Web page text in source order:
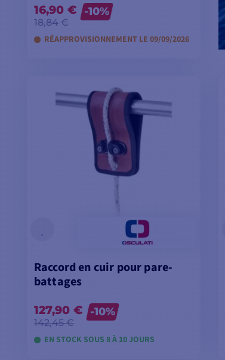
16,90 €
18,84 €
-10%
RÉAPPROVISIONNEMENT LE 09/09/2026
Raccord en cuir pour pare-
battages
127,90 €
142,45 €
-10%
EN STOCK SOUS 8 À 10 JOURS